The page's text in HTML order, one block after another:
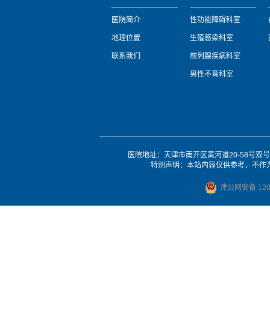
医院简介
地理位置
联系我们
性功能障碍科室
生殖感染科室
前列腺疾病科室
男性不育科室
医院地址：天津市南开区黄河道20-58号
特别声明：本站内容仅供参考，不
津公网安备